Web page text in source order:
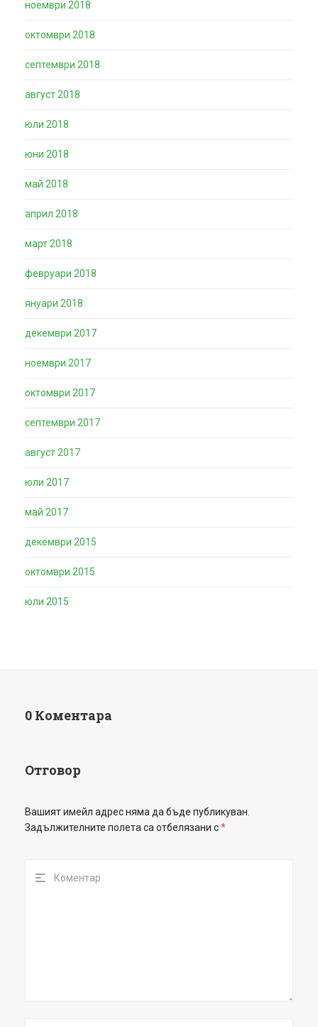
ноември 2018
октомври 2018
септември 2018
август 2018
юли 2018
юни 2018
май 2018
април 2018
март 2018
февруари 2018
януари 2018
декември 2017
ноември 2017
октомври 2017
септември 2017
август 2017
юли 2017
май 2017
декември 2015
октомври 2015
юли 2015
0 Коментара
Отговор
Вашият имейл адрес няма да бъде публикуван.
Задължителните полета са отбелязани с*